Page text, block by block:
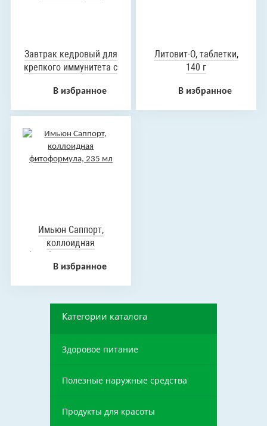
Завтрак кедровый для
крепкого иммунитета с
облепихой, 40 г
В избранное
Литовит-О, таблетки,
140 г
В избранное
Имьюн Саппорт,
коллоидная
фитоформула, 235 мл
В избранное
Категории каталога
Здоровое питание
Полезные наружные средства
Продукты для красоты